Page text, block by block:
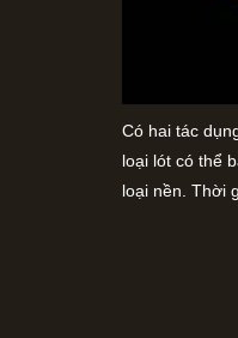
Có hai tác
loại lót có thể
loại nền. Thời